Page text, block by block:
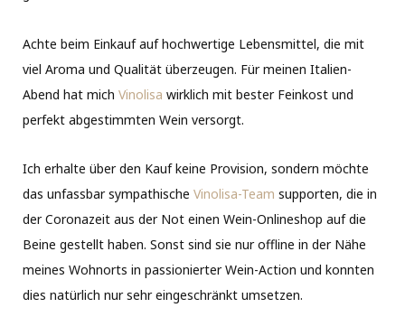
Achte beim Einkauf auf hochwertige Lebensmittel, die mit
viel Aroma und Qualität überzeugen. Für meinen Italien-
Abend hat mich Vinolisa wirklich mit bester Feinkost und
perfekt abgestimmten Wein versorgt.
Ich erhalte über den Kauf keine Provision, sondern möchte
das unfassbar sympathische Vinolisa-Team supporten, die in
der Coronazeit aus der Not einen Wein-Onlineshop auf die
Beine gestellt haben. Sonst sind sie nur offline in der Nähe
meines Wohnorts in passionierter Wein-Action und konnten
dies natürlich nur sehr eingeschränkt umsetzen.